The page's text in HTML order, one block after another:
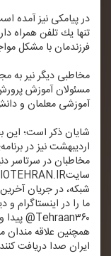
در پیامكی نیز آمده
تنها یك تلفن همراه
فرزندمان با مشكل
مخاطبی دیگر نیر
مسئولان آموزش پرورش
آموزشی معلمان و
شایان ذكر است؛ این
اردیبهشت نیز در
مخاطبان در سرتاسر
شبكه، در جریان آخرین
ما را در اینستاگرام
Tehraan۳۶۰@ پیدا و همراهی كنید.
همچنین علاقه مندان
ایران صدا دریافت